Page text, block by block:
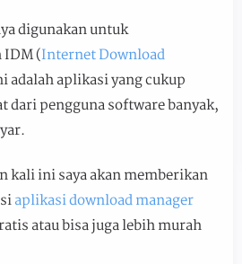
digunakan untuk
IDM (Internet Download
adalah aplikasi yang cukup
dari pengguna software banyak,
kali ini saya akan memberikan
aplikasi download manager
atau bisa juga lebih murah